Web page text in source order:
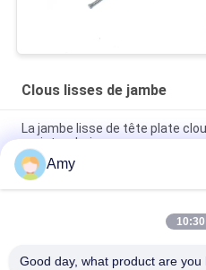
Clous lisses de jambe
La jambe lisse de tête plate
projet en bois
Le chef plat de l'acier
simples pour le bois
Panneau lisse Pin Corrosion
Amy
10:30
Good day, what product are you